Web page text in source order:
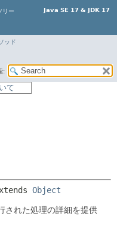
Java SE 17 & JDK 17
リー
ッド
:
て
Object
された処理の詳細を提供